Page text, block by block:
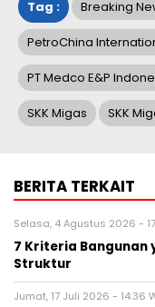
Tag : Breaking
PetroChina
PT Medco E&P
SKK Migas SKK
BERITA TERKAIT
Selasa, 4 Agustus 2026 -
7 Kriteria Bangunan
Struktur
Jumat, 17 Juli 2026 - 14:36